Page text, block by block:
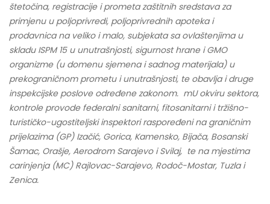
štetočina, registracije i prometa zaštitnih sredstava za
primjenu u poljoprivredi, poljoprivrednih apoteka i
prodavnica na veliko i malo, subjekata sa ovlaštenjima u
skladu ISPM 15 u unutrašnjosti, sigurnost hrane i GMO
organizme (u domenu sjemena i sadnog materijala) u
prekograničnom prometu i unutrašnjosti, te obavlja i druge
inspekcijske poslove određene zakonom. mU okviru sektora,
kontrole provode federalni sanitarni, fitosanitarni i tržišno-
turističko-ugostiteljski inspektori raspoređeni na graničnim
prijelazima (GP) Izačić, Gorica, Kamensko, Bijača, Bosanski
Šamac, Orašje, Aerodrom Sarajevo i Svilaj, te na mjestima
carinjenja (MC) Rajlovac-Sarajevo, Rodoč-Mostar, Tuzla i
Zenica.